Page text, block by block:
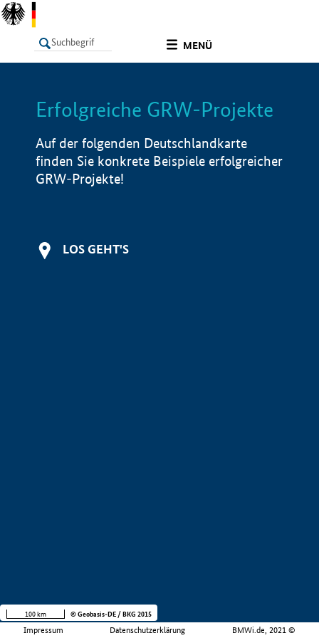
MENÜ
LISTE Info
Erfolgreiche GRW-Projekte
Auf der folgenden Deutschlandkarte
finden Sie konkrete Beispiele erfolgreicher
GRW-Projekte!
LOS GEHT'S
Impressum Datenschutzerklärung BMWi.de, 2021 ©
100 km © Geobasis-DE / BKG 2015